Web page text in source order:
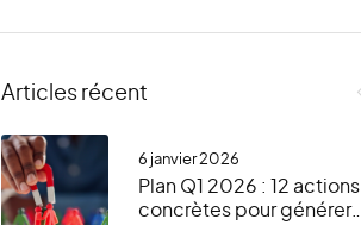
Articles récent
6 janvier 2026
Plan Q1 2026 : 12 actions
concrètes pour générer